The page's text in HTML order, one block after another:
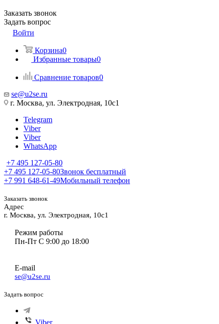
Заказать звонок
Задать вопрос
Войти
Корзина0
Избранные товары0
Сравнение товаров0
se@u2se.ru
г. Москва, ул. Электродная, 10с1
Telegram
Viber
Viber
WhatsApp
+7 495 127-05-80
+7 495 127-05-80Звонок бесплатный
+7 991 648-61-49Мобильный телефон
Заказать звонок
Адрес
г. Москва, ул. Электродная, 10с1
Режим работы
Пн-Пт С 9:00 до 18:00
E-mail
se@u2se.ru
Задать вопрос
Viber